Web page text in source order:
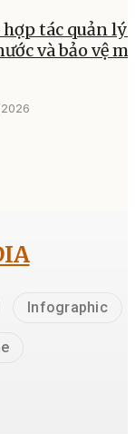
hợp tác quản lý
và bảo vệ
Infographic